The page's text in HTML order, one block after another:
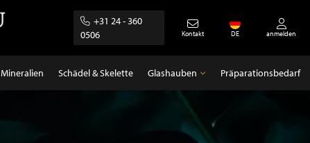
+31 24 - 360
0506
Kontakt DE anmelden
Mineralien Schädel & Skelette Glashauben
Glashauben
Leere Glocken
Präparationsbedarf